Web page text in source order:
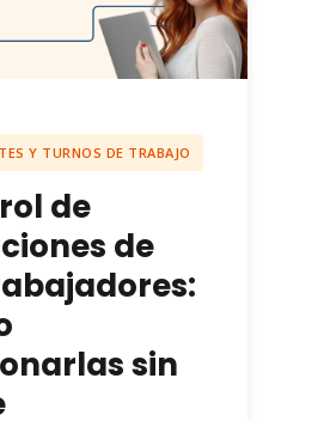
Y TURNOS DE TRABAJO
de
de
sin